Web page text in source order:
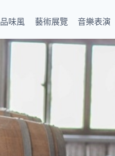
品味風 藝術展覽 音樂表演